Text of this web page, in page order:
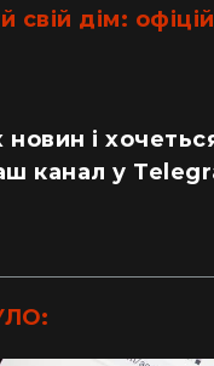
рослину не
дім:
і
канал у